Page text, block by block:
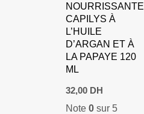
NOURRISSANTE
CAPILYS À
L’HUILE
D’ARGAN ET À
LA PAPAYE 120
ML
32,00 DH
Note 0sur 5